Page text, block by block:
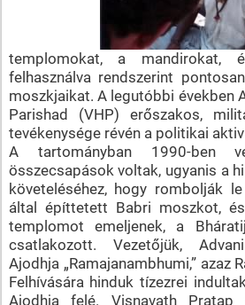
templomokat, a mandirokat,
felhasználva rendszerint
moszkjaikat. A legutóbbi években
Parishad (VHP) erőszakos,
tevékenysége révén a politikai
A tartományban 1990-ben
összecsapások voltak, ugyanis a
követeléséhez, hogy rombolják
által építtetett Babri moszkot,
templomot emeljenek, a
csatlakozott. Vezetőjük,
Ajodhja „Ramajanambhumi,” azaz
Felhívására hinduk tízezrei
Ajodhja felé. Visnavath Pratap